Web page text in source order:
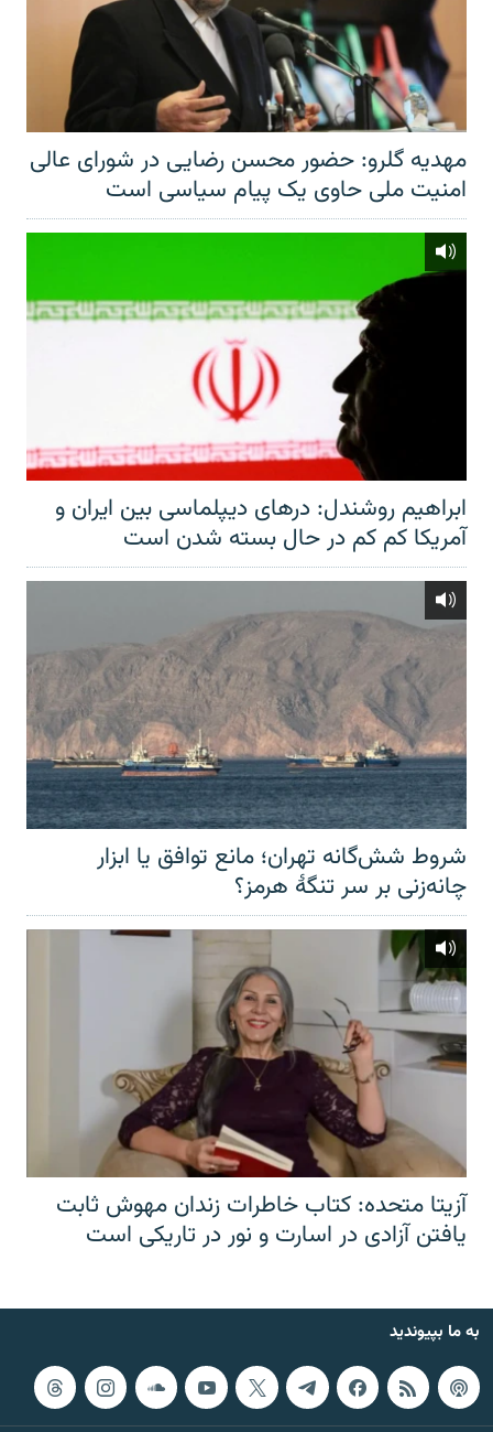
مهدیه گلرو: حضور محسن رضایی در شورای عالی
امنیت ملی حاوی یک پیام سیاسی است
ابراهیم روشندل: درهای دیپلماسی بین ایران و
آمریکا کم کم در حال بسته شدن است
شروط شش‌گانه تهران؛ مانع توافق یا ابزار
چانه‌زنی بر سر تنگهٔ هرمز؟
آزیتا متحده: کتاب خاطرات زندان مهوش ثابت
یافتن آزادی در اسارت و نور در تاریکی است
به ما بپیوندید